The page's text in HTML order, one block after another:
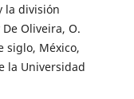
la división
Oliveira, O.
siglo, México,
la Universidad